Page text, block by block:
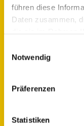
führen diese
Daten zusammen,
Weiterverarbeitung
Wirkung für die
Ihre Präferenzen
Symbol "Cookie-
Notwendig
Präferenzen
Statistiken
Die Suche
insbesondere
Profile